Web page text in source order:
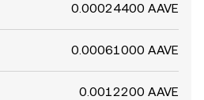
0.00024400 AAVE
0.00061000 AAVE
0.0012200 AAVE